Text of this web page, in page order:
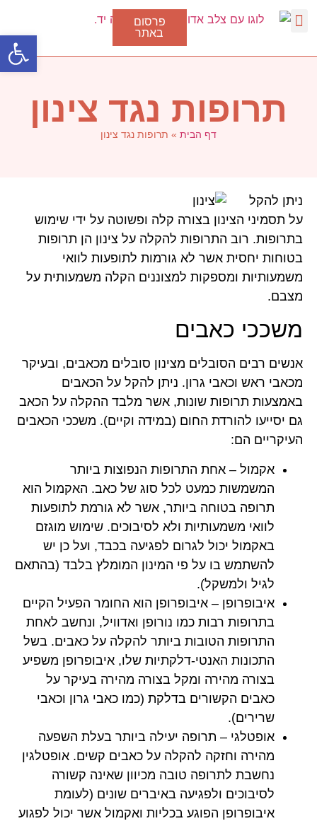
פתח
פרסום
באתר
תרופות נגד צינון
דף הבית » תרופות נגד צינון
ניתן להקל
על תסמיני הצינון בצורה קלה ופשוטה על ידי שימוש
בתרופות. רוב התרופות להקלה על צינון הן תרופות
בטוחות יחסית אשר לא גורמות לתופעות לוואי
משמעותיות ומספקות למצוננים הקלה משמעותית על
מצבם.
משככי כאבים
אנשים רבים הסובלים מצינון סובלים מכאבים, ובעיקר
מכאבי ראש וכאבי גרון. ניתן להקל על הכאבים
באמצעות תרופות שונות, אשר מלבד ההקלה על הכאב
גם יסייעו להורדת החום (במידה וקיים). משככי הכאבים
העיקריים הם:
אקמול – אחת התרופות הנפוצות ביותר
המשמשות כמעט לכל סוג של כאב. האקמול הוא
תרופה בטוחה ביותר, אשר לא גורמת לתופעות
לוואי משמעותיות ולא לסיבוכים. שימוש מוגזם
באקמול יכול לגרום לפגיעה בכבד, ועל כן יש
להשתמש בו על פי המינון המומלץ בלבד (בהתאם
לגיל ולמשקל).
איבופרופן – איבופרופן הוא החומר הפעיל הקיים
בתרופות רבות כמו נורופן ואדוויל, ונחשב לאחת
התרופות הטובות ביותר להקלה על כאבים. בשל
התכונות האנטי-דלקתיות שלו, איבופרופן משפיע
בצורה מהירה ומקל בצורה מהירה בעיקר על
כאבים הקשורים בדלקת (כמו כאבי גרון וכאבי
שרירים).
אופטלגי – תרופה יעילה ביותר בעלת השפעה
מהירה וחזקה להקלה על כאבים קשים. אופטלגין
נחשבת לתרופה טובה מכיוון שאינה קשורה
לסיבוכים ולפגיעה באיברים שונים (לעומת
איבופרופן הפוגע בכליות ואקמול אשר יכול לפגוע